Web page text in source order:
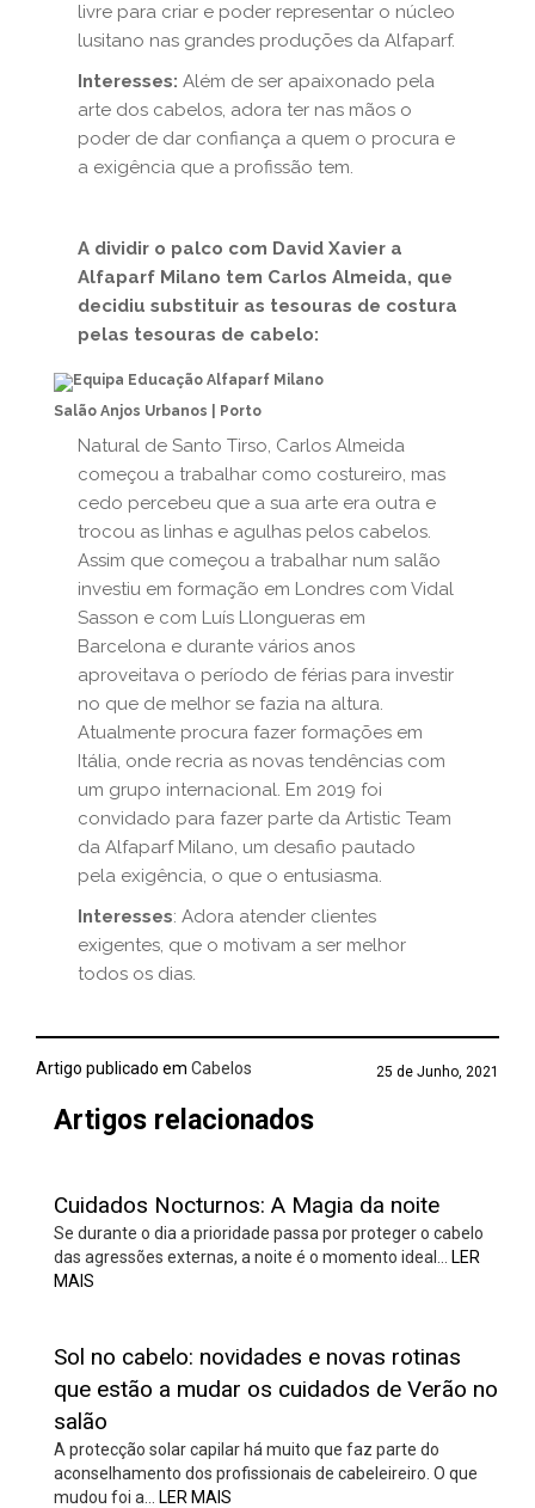
livre para criar e poder representar o núcleo
lusitano nas grandes produções da Alfaparf.
Interesses: Além de ser apaixonado pela
arte dos cabelos, adora ter nas mãos o
poder de dar confiança a quem o procura e
a exigência que a profissão tem.
A dividir o palco com David Xavier a
Alfaparf Milano tem Carlos Almeida, que
decidiu substituir as tesouras de costura
pelas tesouras de cabelo:
Salão Anjos Urbanos | Porto
Natural de Santo Tirso, Carlos Almeida
começou a trabalhar como costureiro, mas
cedo percebeu que a sua arte era outra e
trocou as linhas e agulhas pelos cabelos.
Assim que começou a trabalhar num salão
investiu em formação em Londres com Vidal
Sasson e com Luís Llongueras em
Barcelona e durante vários anos
aproveitava o período de férias para investir
no que de melhor se fazia na altura.
Atualmente procura fazer formações em
Itália, onde recria as novas tendências com
um grupo internacional. Em 2019 foi
convidado para fazer parte da Artistic Team
da Alfaparf Milano, um desafio pautado
pela exigência, o que o entusiasma.
Interesses: Adora atender clientes
exigentes, que o motivam a ser melhor
todos os dias.
Artigo publicado em Cabelos 25 de Junho, 2021
Artigos relacionados
Cuidados Nocturnos: A Magia da noite
Se durante o dia a prioridade passa por proteger o cabelo
das agressões externas, a noite é o momento ideal…
LER
MAIS
Sol no cabelo: novidades e novas rotinas
que estão a mudar os cuidados de Verão no
salão
A protecção solar capilar há muito que faz parte do
aconselhamento dos profissionais de cabeleireiro. O que
mudou foi a…
LER MAIS